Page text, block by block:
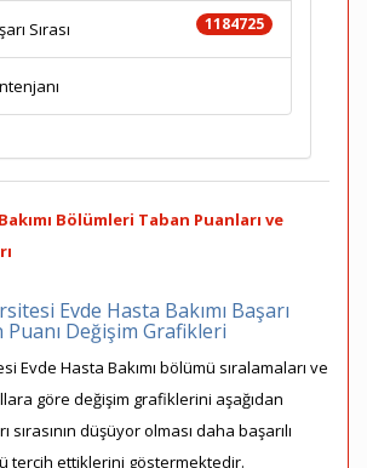
1184725
Sırası
Bölümleri Taban Puanları ve
Evde Hasta Bakımı Başarı
Puanı Değişim Grafikleri
Evde Hasta Bakımı bölümü sıralamaları ve
göre değişim grafiklerini aşağıdan
sırasının düşüyor olması daha başarılı
tercih ettiklerini göstermektedir.